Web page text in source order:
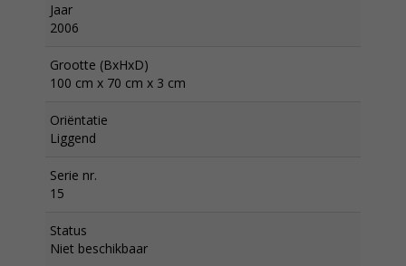
Jaar
2006
Grootte (BxHxD)
100 cm x 70 cm x 3 cm
Oriëntatie
Liggend
Serie nr.
15
Status
Niet beschikbaar